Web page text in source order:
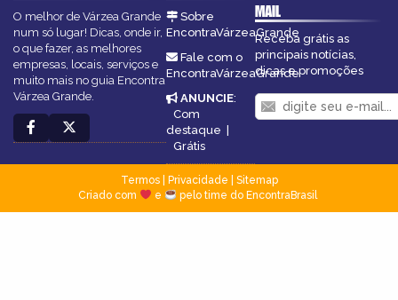
O melhor de Várzea Grande
num só lugar! Dicas, onde ir,
o que fazer, as melhores
empresas, locais, serviços e
muito mais no guia Encontra
Várzea Grande.
Sobre
EncontraVárzeaGrande
Fale com o
EncontraVárzeaGrande
ANUNCIE:
Com
destaque |
Grátis
MAIL
Receba grátis as
principais notícias,
dicas e promoções
Termos| Privacidade
Sitemap
Criado com
e pelo time do EncontraBrasil